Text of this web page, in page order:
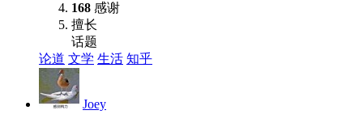
168 感谢
擅长
话题
论道 文学 生活 知乎
Joey